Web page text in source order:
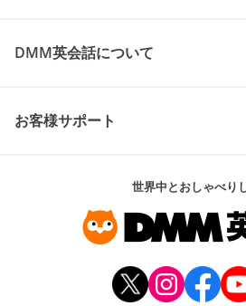
DMM英会話について
お客様サポート
世界中とおしゃべり